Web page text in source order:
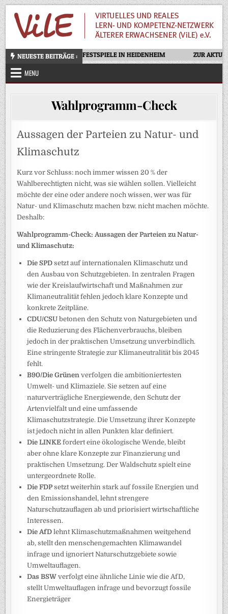
Skip
to
content
NEUESTE BEITRÄGE :
OTELLO – OPERNFESTSPIELE IN HEIDENHEIM ZUR
MENU
Wahlprogramm-Check
Aussagen der Parteien zu Natur- und
Klimaschutz
Kurz vor Schluss: noch immer wissen 20 % der
Wahlberechtigten nicht, was sie wählen sollen. Vielleicht
möchte der eine oder andere noch wissen, wer was für
Natur- und Klimaschutz machen bzw. nicht machen möchte.
Deshalb:
Wahlprogramm-Check: Aussagen der Parteien zu Natur-
und Klimaschutz:
Die SPD setzt auf internationalen Klimaschutz und
den Ausbau von Schutzgebieten. In zentralen Fragen
wie der Kreislaufwirtschaft und Maßnahmen zur
Klimaneutralität fehlen jedoch klare Konzepte und
konkrete Zeitpläne.
CDU/CSU betonen den Schutz von Naturgebieten und
die Reduzierung des Flächenverbrauchs, bleiben
jedoch in der praktischen Umsetzung unverbindlich.
Eine stringente Strategie zur Klimaneutralität bis 2045
fehlt.
B90/Die Grünen verfolgen die ambitioniertesten
Umwelt- und Klimaziele. Sie setzen auf eine
naturverträgliche Energiewende, den Schutz der
Artenvielfalt und eine umfassende
Klimaschutzstrategie. Die Umsetzung ihrer Konzepte
ist jedoch nicht in allen Punkten klar definiert.
Die LINKE fordert eine ökologische Wende, bleibt
aber ohne klare Konzepte zur Finanzierung und
praktischen Umsetzung. Der Waldschutz spielt eine
untergeordnete Rolle.
Die FDP setzt weiterhin stark auf fossile Energien und
den Emissionshandel, lehnt strengere
Naturschutzauflagen ab und priorisiert wirtschaftliche
Interessen.
Die AfD lehnt Klimaschutzmaßnahmen weitgehend
ab, stellt den menschengemachten Klimawandel
infrage und ignoriert Naturschutzgebiete sowie
Umweltauflagen.
Das BSW verfolgt eine ähnliche Linie wie die AfD,
stellt Umweltauflagen infrage und bevorzugt fossile
Energieträger